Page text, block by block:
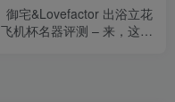
御宅&Lovefactor 出浴立花
飞机杯名器评测 – 来，这杯